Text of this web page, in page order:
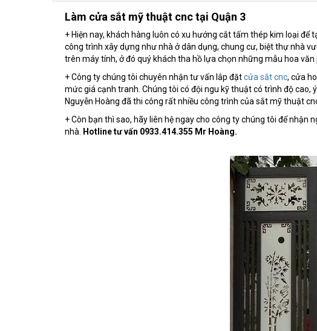
Làm cửa sắt mỹ thuật cnc tại Quận 3
+ Hiện nay, khách hàng luôn có xu hướng cắt tấm thép kim loại
công trình xây dựng như nhà ở dân dụng, chung cư, biệt thự nhà
trên máy tính, ở đó quý khách tha hồ lựa chọn những mẫu hoa
+ Công ty chúng tôi chuyên nhận tư vấn lắp đặtcửa sắt cnc, cửa
mức giá cạnh tranh. Chúng tôi có đội ngu kỹ thuật có trình độ
Nguyễn Hoàng đã thi công rất nhiều công trình của sắt mỹ thuật
+ Còn bạn thì sao, hãy liên hệ ngay cho công ty chúng tôi để
nhà. Hotline tư vấn 0933.414.355 Mr Hoàng.